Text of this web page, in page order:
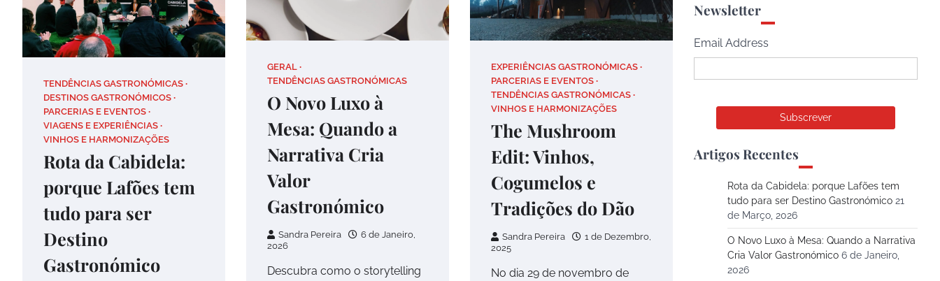
TENDÊNCIAS GASTRONÓMICAS
DESTINOS GASTRONÓMICOS
PARCERIAS E EVENTOS
VIAGENS E EXPERIÊNCIAS
VINHOS E HARMONIZAÇÕES
Rota da Cabidela:
porque Lafões tem
tudo para ser
Destino
Gastronómico
GERAL
TENDÊNCIAS GASTRONÓMICAS
O Novo Luxo à
Mesa: Quando a
Narrativa Cria
Valor
Gastronómico
Sandra Pereira
6 de Janeiro,
2026
Descubra como o storytelling
EXPERIÊNCIAS GASTRONÓMICAS
PARCERIAS E EVENTOS
TENDÊNCIAS GASTRONÓMICAS
VINHOS E HARMONIZAÇÕES
The Mushroom
Edit: Vinhos,
Cogumelos e
Tradições do Dão
Sandra Pereira
1 de Dezembro,
2025
No dia 29 de novembro de
Newsletter
Email Address
Artigos Recentes
Rota da Cabidela: porque Lafões tem
tudo para ser Destino Gastronómico 21
de Março, 2026
O Novo Luxo à Mesa: Quando a Narrativa
Cria Valor Gastronómico 6 de Janeiro,
2026